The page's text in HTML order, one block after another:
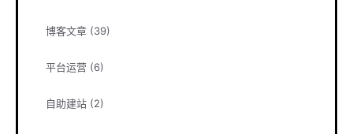
博客文章 (39)
平台运营 (6)
自助建站 (2)